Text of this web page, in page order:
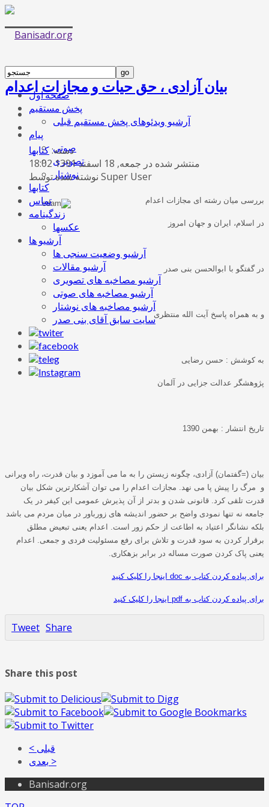
صفحه اول
پخش مستقیم
آرشیو ویدئوهای پخش مستقیم قبلی
پیام
صوتی
تصویری
نوشتار
کتابها
تماس
زندگینامه
عکسها
آرشیو ها
آرشیو وضعیت سنجی ها
آرشیو مقالات
آرشیو مصاخبه های تصویری
آرشیو مصاخبه های صوتی
آرشیو مصاخبه های نوشتار
سایت سابق آقای بنی صدر
بیان آزادی ، حق حیات و مجازات اعدام
دسته:کتابها
منتشر شده در جمعه, 18 اسفند 1391 18:02
نوشته شده توسط Super User
بررسی میان رشته ای مجازات اعدام
در اسلام، ایران و جهان امروز
در گفتگو با ابوالحسن بنی صدر
و به همراه پاسخ آیت الله منتظری
به کوشش : حسن رضایی
پژوهشگر عدالت جزایی در آلمان
تاریخ انتشار : بهمن 1390
بیان (=گفتمان) آزادی، چگونه زیستن را به ما می آموزد و بیان قدرت، راه ویرانی
و مرگ را پیش پا می نهد
مجازات اعدام را می توان آشکارترین شکل بیان
قدرت تلقی کرد
قانونی شدن و بدتر از آن پذیرش عمومی این کیفر در یک
جامعه نه تنها نمودی واضح بر حضور اندیشه های زورباور در میان مردم می باشد
بلکه نشانگر اعتیاد به اطاعت از حکم زور است
اعدام یعنی تبعیض مطلق
برقرار کردن به سود قدرت و تلاش برای رفع مسئولیت فردی و جمعی
اعدام
یعنی پاک کردن صورت مساله در برابر بزهکاری
برای پیاده کردن کتاب به doc اینجا را کلیک کنید
برای پیاده کردن کتاب به pdf اینجا را کلیک کنید
Tweet Share
Share this post
< قبلی
بعدی >
Banisadr.org